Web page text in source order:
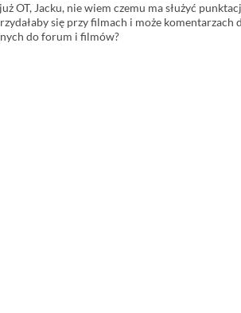
OT, Jacku, nie wiem czemu ma służyć
się przy filmach i może komentarzach
do forum i filmów?